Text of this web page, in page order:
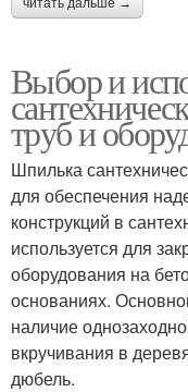
Выбор и
труб и
Шпилька
для обеспечения
конструкций в
используется для
оборудования на
основаниях.
наличие
вкручивания в
дюбель.